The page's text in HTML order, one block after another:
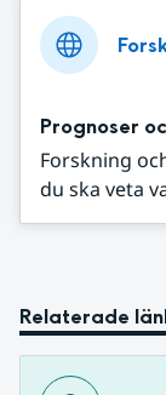
Prognoser
Forskning
du ska veta
Relaterade